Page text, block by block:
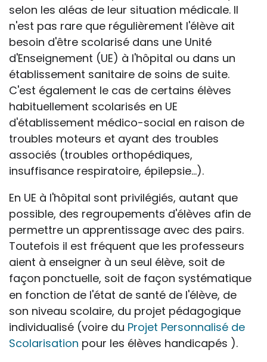
selon les aléas de leur situation médicale. Il
n'est pas rare que régulièrement l'élève ait
besoin d'être scolarisé dans une Unité
d'Enseignement (UE) à l'hôpital ou dans un
établissement sanitaire de soins de suite.
C'est également le cas de certains élèves
habituellement scolarisés en UE
d'établissement médico-social en raison de
troubles moteurs et ayant des troubles
associés (troubles orthopédiques,
insuffisance respiratoire, épilepsie…).
En UE à l'hôpital sont privilégiés, autant que
possible, des regroupements d'élèves afin de
permettre un apprentissage avec des pairs.
Toutefois il est fréquent que les professeurs
aient à enseigner à un seul élève, soit de
façon ponctuelle, soit de façon systématique
en fonction de l'état de santé de l'élève, de
son niveau scolaire, du projet pédagogique
individualisé (voire du Projet Personnalisé de
Scolarisation pour les élèves handicapés ).